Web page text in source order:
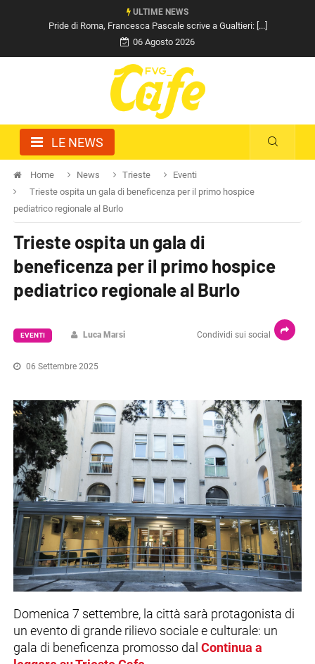
ULTIME NEWS
Pride di Roma, Francesca Pascale scrive a Gualtieri: [...]
06 Agosto 2026
LE NEWS
Home News Trieste
Eventi
Trieste ospita un gala di beneficenza per il primo hospice
pediatrico regionale al Burlo
Trieste ospita un gala di
beneficenza per il primo hospice
pediatrico regionale al Burlo
Condividi sui social
EVENTI Luca Marsi
06 Settembre 2025
Domenica 7 settembre, la città sarà protagonista di
un evento di grande rilievo sociale e culturale: un
gala di beneficenza promosso dal Continua a